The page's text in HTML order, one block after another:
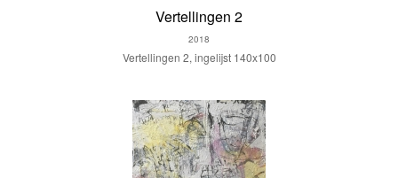
Vertellingen 2
2018
Vertellingen 2, ingelijst 140x100